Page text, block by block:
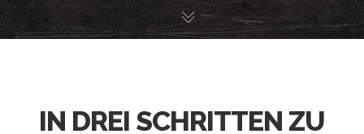
IN DREI SCHRITTEN ZU